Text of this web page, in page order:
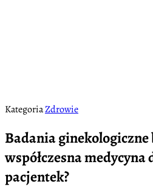
KategoriaZdrowie
Badania ginekologiczne
współczesna
pacjentek?